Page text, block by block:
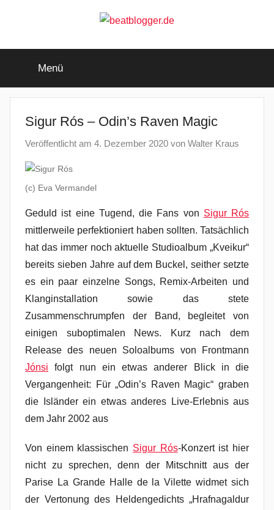
beatblogger.de
beat
goes
Menü
Sigur Rós – Odin’s Raven Magic
Veröffentlicht am 4. Dezember 2020 von Walter Kraus
(c) Eva Vermandel
Geduld ist eine Tugend, die Fans von Sigur Rós
mittlerweile perfektioniert haben sollten. Tatsächlich
hat das immer noch aktuelle Studioalbum „Kveikur“
bereits sieben Jahre auf dem Buckel, seither setzte
es ein paar einzelne Songs, Remix-Arbeiten und
Klanginstallation sowie das stete
Zusammenschrumpfen der Band, begleitet von
einigen suboptimalen News. Kurz nach dem
Release des neuen Soloalbums von Frontmann
Jónsi folgt nun ein etwas anderer Blick in die
Vergangenheit: Für „Odin’s Raven Magic“ graben
die Isländer ein etwas anderes Live-Erlebnis aus
dem Jahr 2002 aus
Von einem klassischen Sigur Rós-Konzert ist hier
nicht zu sprechen, denn der Mitschnitt aus der
Parise La Grande Halle de la Vilette widmet sich
der Vertonung des Heldengedichts „Hrafnagaldur